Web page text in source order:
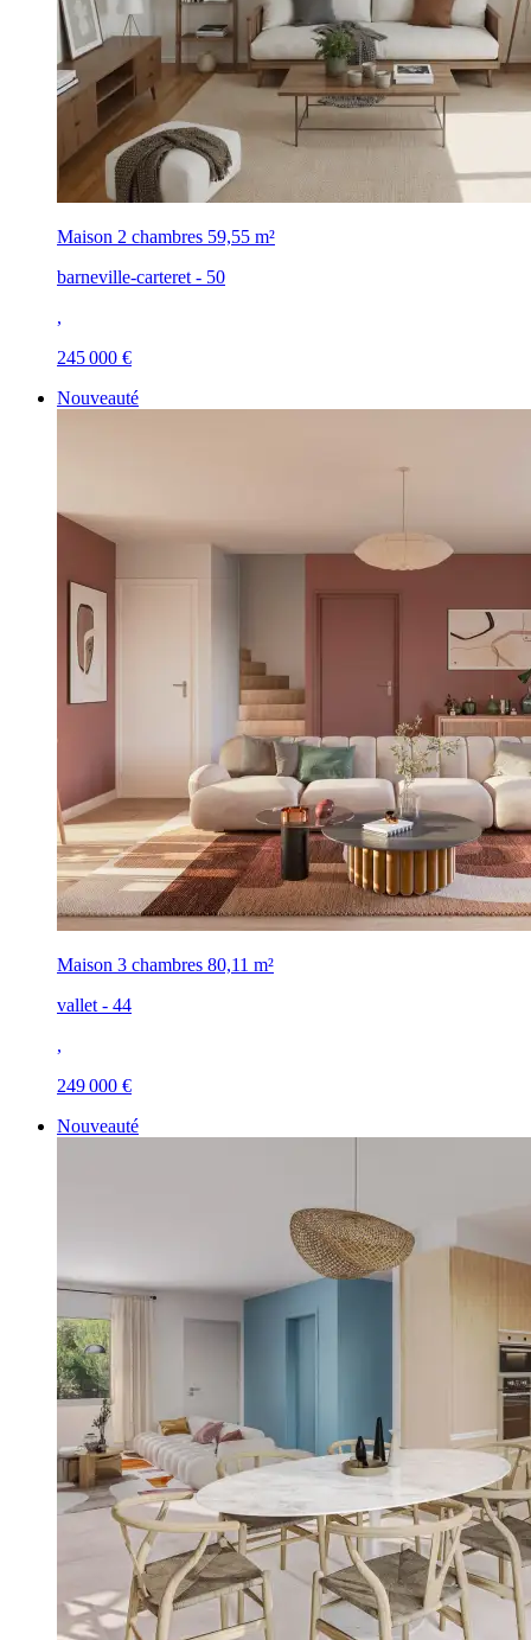
Maison 2 chambres 59,55 m²
barneville-carteret - 50
,
245 000 €
Nouveauté
Maison 3 chambres 80,11 m²
vallet - 44
,
249 000 €
Nouveauté